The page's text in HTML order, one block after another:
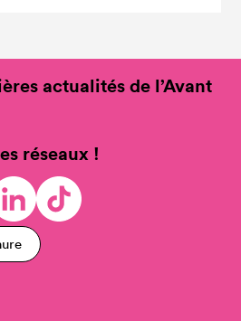
actualités de l’Avant
réseaux !